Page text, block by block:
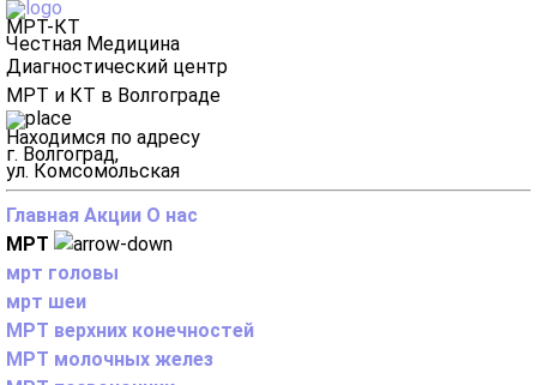
МРТ-КТ
Честная Медицина
Диагностический центр
МРТ и КТ в Волгограде
Находимся по адресу
г. Волгоград,
ул. Комсомольская
Главная Акции О нас
МРТ
мрт головы
мрт шеи
МРТ верхних конечностей
МРТ молочных желез